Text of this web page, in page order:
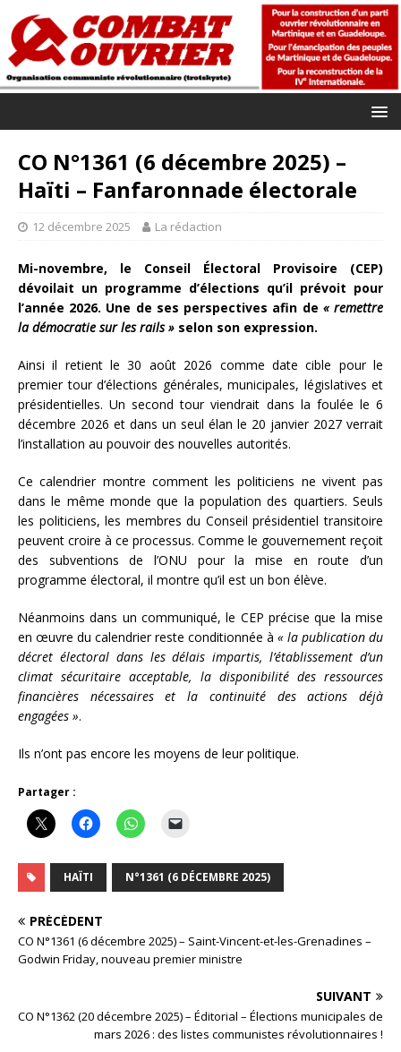
CO N°1361 (6 décembre 2025) –
Haïti – Fanfaronnade électorale
12 décembre 2025 La rédaction
Mi-novembre, le Conseil Électoral Provisoire (CEP)
dévoilait un programme d’élections qu’il prévoit pour
l’année 2026. Une de ses perspectives afin de « remettre
la démocratie sur les rails » selon son expression.
Ainsi il retient le 30 août 2026 comme date cible pour le
premier tour d’élections générales, municipales, législatives et
présidentielles. Un second tour viendrait dans la foulée le 6
décembre 2026 et dans un seul élan le 20 janvier 2027 verrait
l’installation au pouvoir des nouvelles autorités.
Ce calendrier montre comment les politiciens ne vivent pas
dans le même monde que la population des quartiers. Seuls
les politiciens, les membres du Conseil présidentiel transitoire
peuvent croire à ce processus. Comme le gouvernement reçoit
des subventions de l’ONU pour la mise en route d’un
programme électoral, il montre qu’il est un bon élève.
Néanmoins dans un communiqué, le CEP précise que la mise
en œuvre du calendrier reste conditionnée à « la publication du
décret électoral dans les délais impartis, l’établissement d’un
climat sécuritaire acceptable, la disponibilité des ressources
financières nécessaires et la continuité des actions déjà
engagées ».
Ils n’ont pas encore les moyens de leur politique.
Partager :
HAÏTI N°1361 (6 DÉCEMBRE 2025)
PRÉCÉDENT
CO N°1361 (6 décembre 2025) – Saint-Vincent-et-les-Grenadines –
Godwin Friday, nouveau premier ministre
SUIVANT
CO N°1362 (20 décembre 2025) – Éditorial – Élections municipales de
mars 2026 : des listes communistes révolutionnaires !